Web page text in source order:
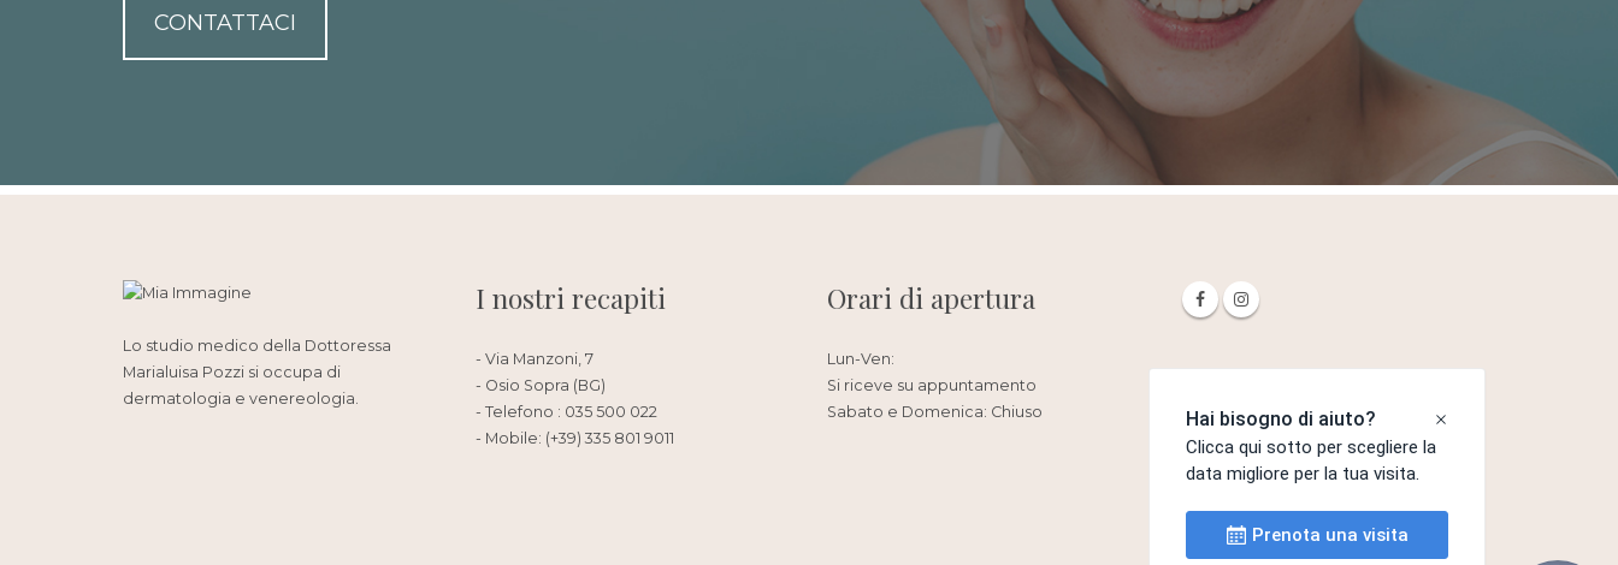
CONTATTACI
Lo studio medico della Dottoressa
Marialuisa Pozzi si occupa di
dermatologia e venereologia.
I nostri recapiti
- Via Manzoni, 7
- Osio Sopra (BG)
- Telefono : 035 500 022
- Mobile: (+39) 335 801 9011
Orari di apertura
Lun-Ven:
Si riceve su appuntamento
Sabato e Domenica: Chiuso